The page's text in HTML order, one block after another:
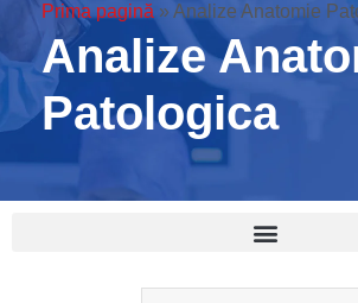
Prima pagină » Analize Anatomie
Analize
Patologica